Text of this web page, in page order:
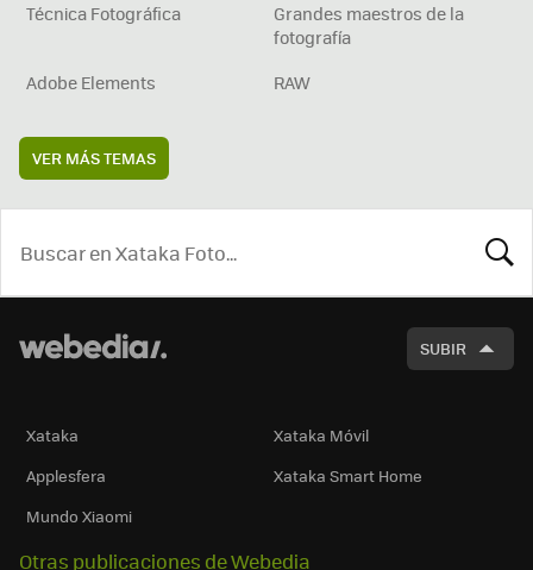
Técnica Fotográfica
Grandes maestros de la
fotografía
Adobe Elements
RAW
VER MÁS TEMAS
SUBIR
Xataka
Xataka Móvil
Applesfera
Xataka Smart Home
Mundo Xiaomi
Otras publicaciones de Webedia